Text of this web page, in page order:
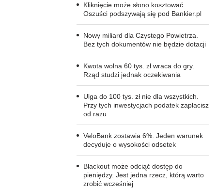
Kliknięcie może słono kosztować.
Oszuści podszywają się pod Bankier.pl
Nowy miliard dla Czystego Powietrza.
Bez tych dokumentów nie będzie dotacji
Kwota wolna 60 tys. zł wraca do gry.
Rząd studzi jednak oczekiwania
Ulga do 100 tys. zł nie dla wszystkich.
Przy tych inwestycjach podatek zapłacisz
od razu
VeloBank zostawia 6%. Jeden warunek
decyduje o wysokości odsetek
Blackout może odciąć dostęp do
pieniędzy. Jest jedna rzecz, którą warto
zrobić wcześniej